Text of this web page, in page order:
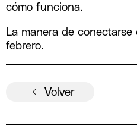
cómo funciona.
La manera de
febrero.
← Volver